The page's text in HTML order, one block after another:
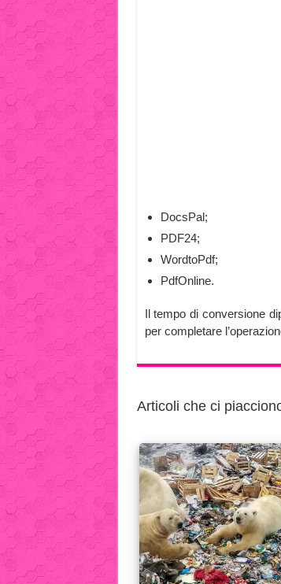
DocsPal;
PDF24;
WordtoPdf;
PdfOnline.
Il tempo di conversione
per completare
Articoli che ci